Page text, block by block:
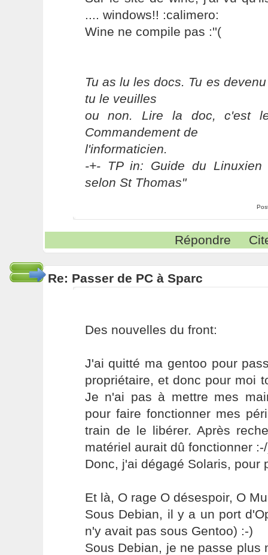
.... windows!! :calimero:
Wine ne compile pas :''(
Tu as lu les docs. Tu es
tu le veuilles
ou non. Lire la doc, c'est
Commandement de
l'informaticien.
-+- TP in: Guide du Linuxien
selon St Thomas"
Répondre
Re: Passer de PC à Sparc
Des nouvelles du front:
J'ai quitté ma gentoo pour
propriétaire, et donc pour moi
Je n'ai pas à mettre mes
pour faire fonctionner mes
train de le libérer. Après
matériel aurait dû fonctionner
Donc, j'ai dégagé Solaris, pour
Et là, O rage O désespoir, O
Sous Debian, il y a un port
n'y avait pas sous Gentoo) :-)
Sous Debian, je ne passe plus